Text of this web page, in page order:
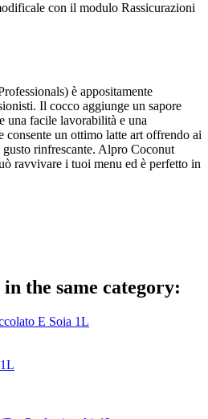
con il modulo Rassicurazioni
è appositamente
Il cocco aggiunge un sapore
una facile lavorabilità e una
consente un ottimo latte art offrendo ai
rinfrescante. Alpro Coconut
ravvivare i tuoi menu ed è perfetto in
the same category: